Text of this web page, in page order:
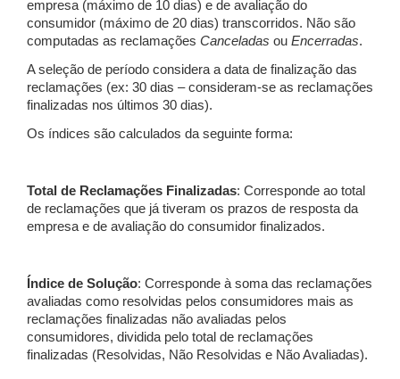
empresa (máximo de 10 dias) e de avaliação do
consumidor (máximo de 20 dias) transcorridos. Não são
computadas as reclamações Canceladas ou Encerradas.
A seleção de período considera a data de finalização das
reclamações (ex: 30 dias – consideram-se as reclamações
finalizadas nos últimos 30 dias).
Os índices são calculados da seguinte forma:
Total de Reclamações Finalizadas: Corresponde ao total
de reclamações que já tiveram os prazos de resposta da
empresa e de avaliação do consumidor finalizados.
Índice de Solução: Corresponde à soma das reclamações
avaliadas como resolvidas pelos consumidores mais as
reclamações finalizadas não avaliadas pelos
consumidores, dividida pelo total de reclamações
finalizadas (Resolvidas, Não Resolvidas e Não Avaliadas).